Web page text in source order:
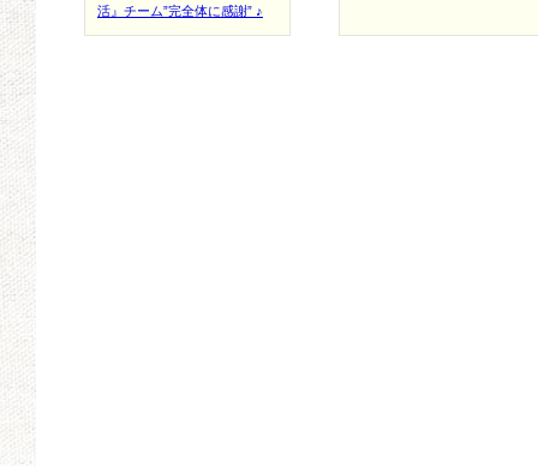
活』チーム”完全体に感謝” ♪